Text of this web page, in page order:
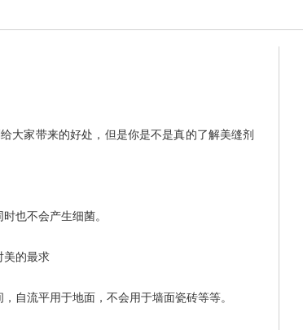
大家带来的好处，但是你是不是真的了解美缝剂
也不会产生细菌。
美的最求
自流平用于地面，不会用于墙面瓷砖等等。